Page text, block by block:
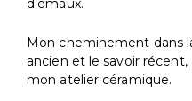
d’émaux.
Mon cheminement dans
ancien et le savoir
mon atelier céramique.